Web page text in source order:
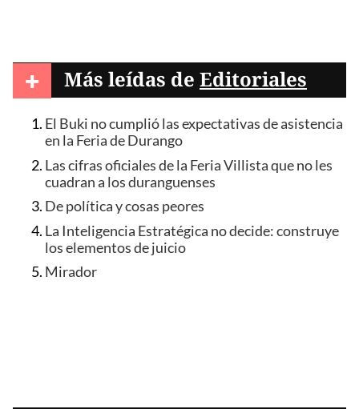
+ Más leídas de Editoriales
El Buki no cumplió las expectativas de asistencia
en la Feria de Durango
Las cifras oficiales de la Feria Villista que no les
cuadran a los duranguenses
De política y cosas peores
La Inteligencia Estratégica no decide: construye
los elementos de juicio
Mirador